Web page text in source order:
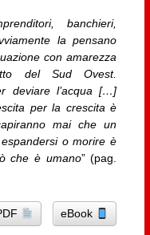
banchieri,
la pensano
con amarezza
del Sud Ovest.
deviare l’acqua […]
per la crescita è
mai che un
o morire è
che è umano” (pag.
eBook